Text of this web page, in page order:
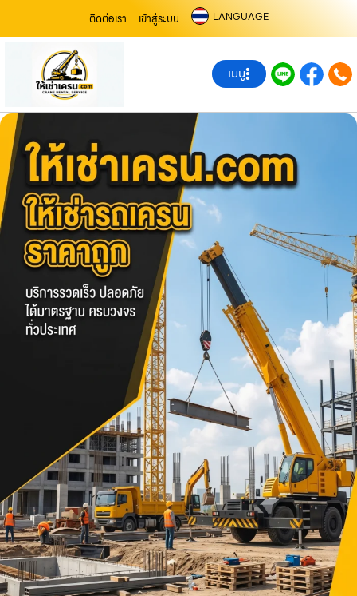
ติดต่อเรา เข้าสู่ระบบ LANGUAGE
เมนู